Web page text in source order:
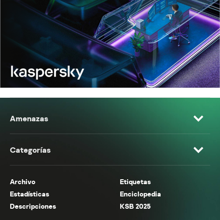
Amenazas
Categorías
Archivo
Etiquetas
Estadísticas
Enciclopedia
Descripciones
KSB 2025